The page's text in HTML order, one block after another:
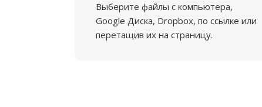
Выберите файлы с компьютера,
Google Диска, Dropbox, по ссылке или
перетащив их на страницу.